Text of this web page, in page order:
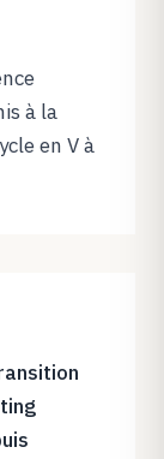
à la
en V à